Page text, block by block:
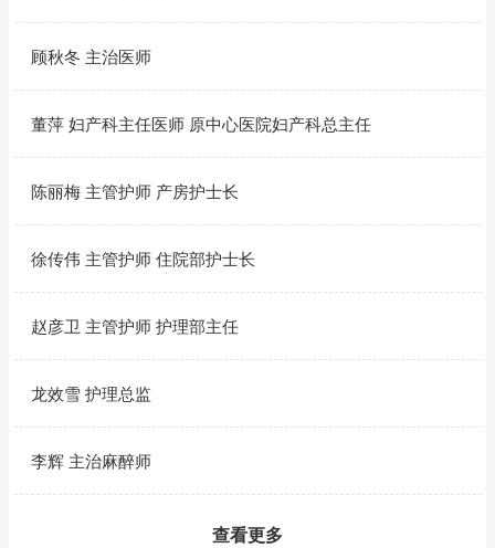
顾秋冬 主治医师
董萍 妇产科主任医师 原中心医院妇产科总主任
陈丽梅 主管护师 产房护士长
徐传伟 主管护师 住院部护士长
赵彦卫 主管护师 护理部主任
龙效雪 护理总监
李辉 主治麻醉师
查看更多